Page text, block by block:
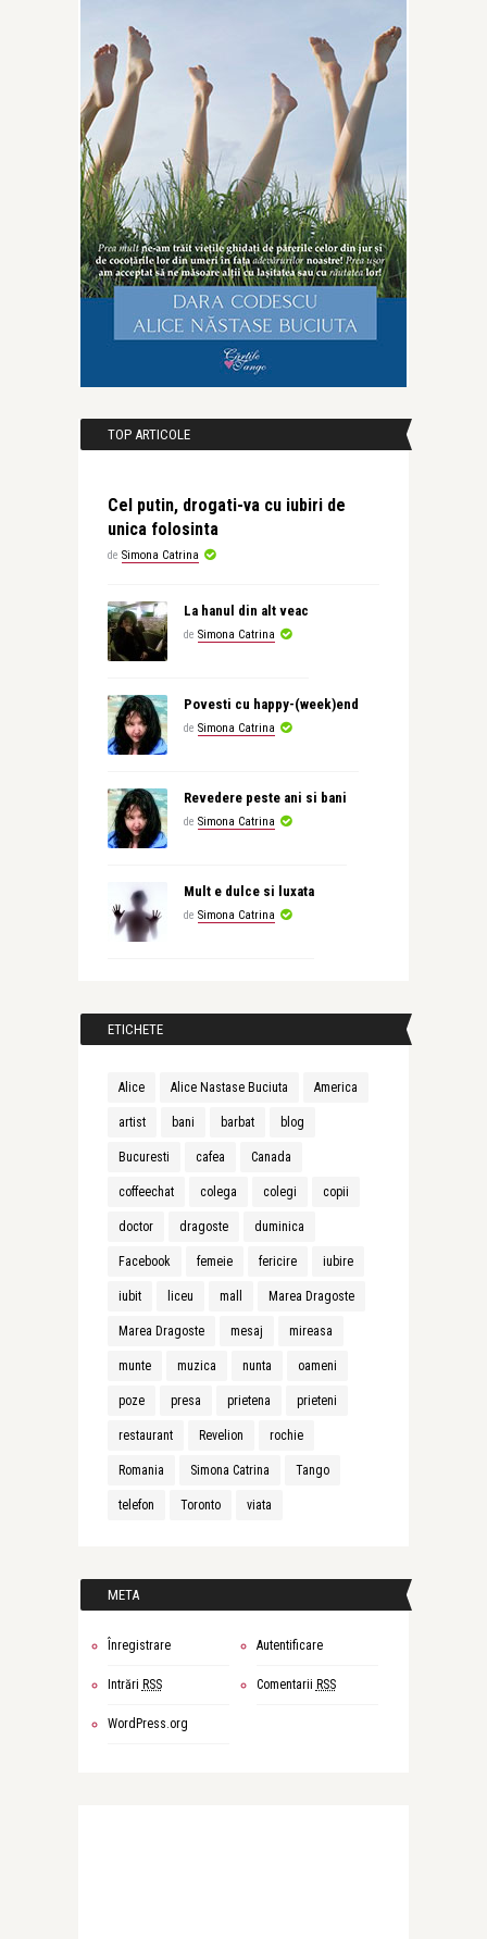
TOP ARTICOLE
Cel putin, drogati-va cu iubiri de
unica folosinta
de Simona Catrina
La hanul din alt veac
de Simona Catrina
Povesti cu happy-(week)end
de Simona Catrina
Revedere peste ani si bani
de Simona Catrina
Mult e dulce si luxata
de Simona Catrina
ETICHETE
Alice Alice Nastase Buciuta America
artist bani barbat blog
Bucuresti cafea Canada
coffeechat colega colegi copii
doctor dragoste duminica
Facebook femeie fericire iubire
iubit liceu mall Marea Dragoste
Marea Dragoste mesaj mireasa
munte muzica nunta oameni
poze presa prietena prieteni
restaurant Revelion rochie
Romania Simona Catrina Tango
telefon Toronto viata
META
Înregistrare Autentificare
Intrări RSS Comentarii RSS
WordPress.org